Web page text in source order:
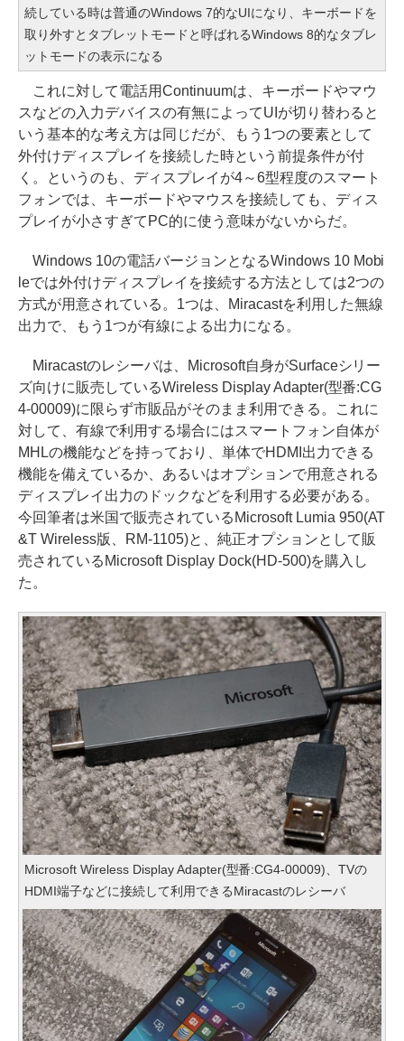
続している時は普通のWindows 7的なUIになり、キーボードを
取り外すとタブレットモードと呼ばれるWindows 8的なタブレ
ットモードの表示になる
これに対して電話用Continuumは、キーボードやマウ
スなどの入力デバイスの有無によってUIが切り替わると
いう基本的な考え方は同じだが、もう1つの要素として
外付けディスプレイを接続した時という前提条件が付
く。というのも、ディスプレイが4～6型程度のスマート
フォンでは、キーボードやマウスを接続しても、ディス
プレイが小さすぎてPC的に使う意味がないからだ。
Windows 10の電話バージョンとなるWindows 10 Mobi
leでは外付けディスプレイを接続する方法としては2つの
方式が用意されている。1つは、Miracastを利用した無線
出力で、もう1つが有線による出力になる。
Miracastのレシーバは、Microsoft自身がSurfaceシリー
ズ向けに販売しているWireless Display Adapter(型番:CG
4-00009)に限らず市販品がそのまま利用できる。これに
対して、有線で利用する場合にはスマートフォン自体が
MHLの機能などを持っており、単体でHDMI出力できる
機能を備えているか、あるいはオプションで用意される
ディスプレイ出力のドックなどを利用する必要がある。
今回筆者は米国で販売されているMicrosoft Lumia 950(AT
&T Wireless版、RM-1105)と、純正オプションとして販
売されているMicrosoft Display Dock(HD-500)を購入し
た。
Microsoft Wireless Display Adapter(型番:CG4-00009)、TVの
HDMI端子などに接続して利用できるMiracastのレシーバ